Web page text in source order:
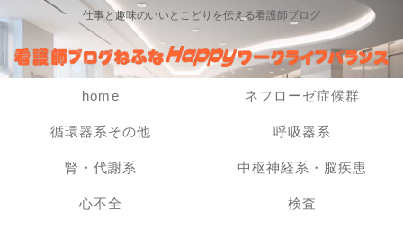
仕事と趣味のいいとこどりを伝える看護師ブログ
home ネフローゼ症候群
循環器系その他 呼吸器系
腎・代謝系 中枢神経系・脳疾患
心不全 検査